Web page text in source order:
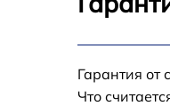
Замена
Гарантия
Что